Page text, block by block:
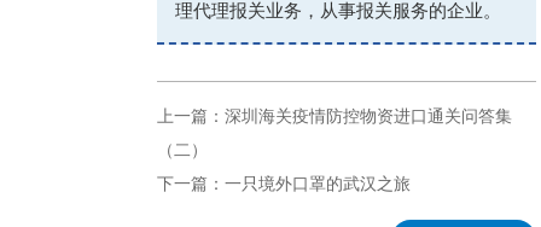
理代理报关业务，从事报关服务的企业。
上一篇：深圳海关疫情防控物资进口通关问答集
（二）
下一篇：一只境外口罩的武汉之旅